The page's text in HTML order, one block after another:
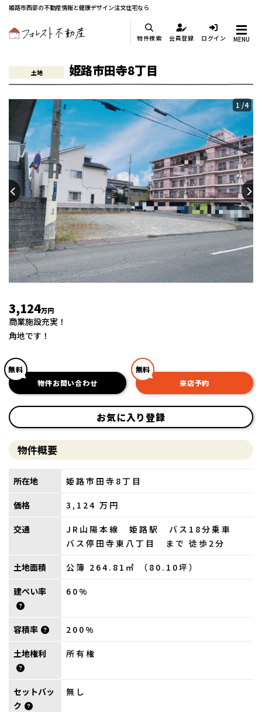
姫路市西部の不動産情報と健康デザイン注文住宅なら
物件検索 会員登録 ログイン MENU
土地 姫路市田寺8丁目
1 /4
3,124万円
商業施設充実！
角地です！
無料
物件お問い合わせ
無料
来店予約
お気に入り登録
物件概要
所在地 姫路市田寺8丁目
価格 3,124 万円
交通
JR山陽本線 姫路駅 バス18分乗車
バス停田寺東八丁目 まで 徒歩2分
土地面積 公簿 264.81㎡ （80.10坪）
建ぺい率 60%
容積率 200%
土地権利 所有権
セットバッ
ク
無し